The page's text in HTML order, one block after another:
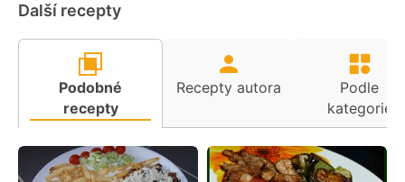
Další recepty
Podobné
recepty
Recepty autora
Podle
kategorie